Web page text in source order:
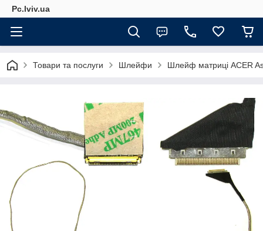
Pc.lviv.ua
Товари та послуги Шлейфи Шлейф матриці ACER